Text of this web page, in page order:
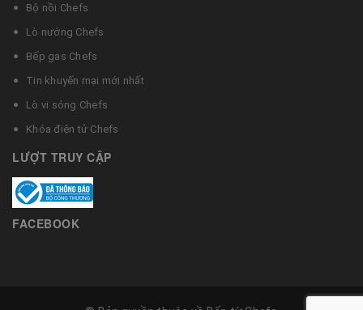
Bộ nồi Chefs
Lò nướng Chefs
Bếp gas Chefs
Tin khuyến mại mới nhất
Lò vi sóng Chefs
Khóa điện tử Chefs
LƯỢT TRUY CẬP
FACEBOOK